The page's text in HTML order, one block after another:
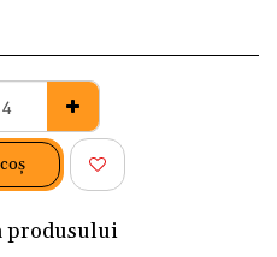
produsului